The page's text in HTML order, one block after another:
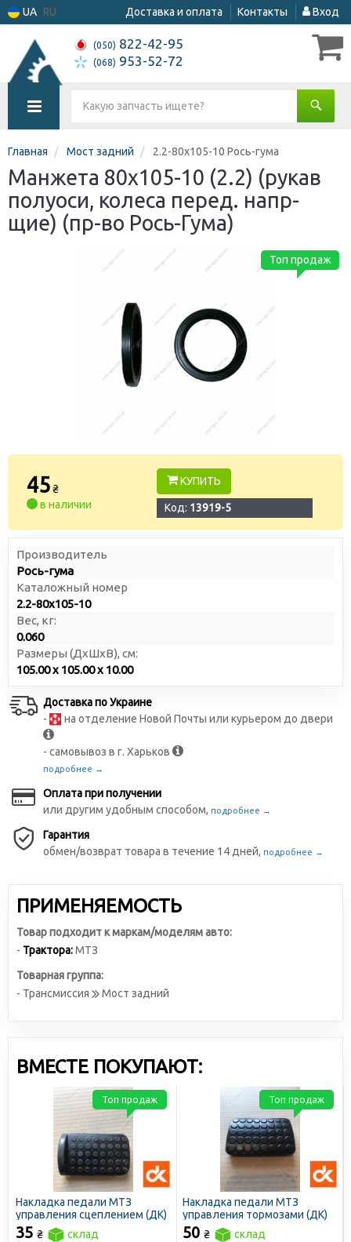
UA RU Доставка и оплата Контакты Вход
(050) 822-42-95
(068) 953-52-72
Главная Мост задний 2.2-80х105-10 Рось-гума
Манжета 80х105-10 (2.2) (рукав
полуоси, колеса перед. напр-
щие) (пр-во Рось-Гума)
Топ продаж
45₴
в наличии
КУПИТЬ
Код: 13919-5
Производитель
Рось-гума
Каталожный номер
2.2-80х105-10
Вес, кг:
0.060
Размеры (ДxШxВ), см:
105.00 x 105.00 x 10.00
Доставка по Украине
-
на отделение Новой Почты или курьером до двери
- самовывоз в г. Харьков
подробнее →
Оплата при получении
или другим удобным способом, подробнее →
Гарантия
обмен/возврат товара в течение 14 дней, подробнее →
ПРИМЕНЯЕМОСТЬ
Товар подходит к маркам/моделям авто:
- Трактора:МТЗ
Товарная группа:
- Трансмиссия
Мост задний
ВМЕСТЕ ПОКУПАЮТ:
Накладка педали МТЗ
управления сцеплением (ДК)
35 ₴ склад
Топ продаж
Накладка педали МТЗ
управления тормозами (ДК)
50 ₴ склад
Топ продаж